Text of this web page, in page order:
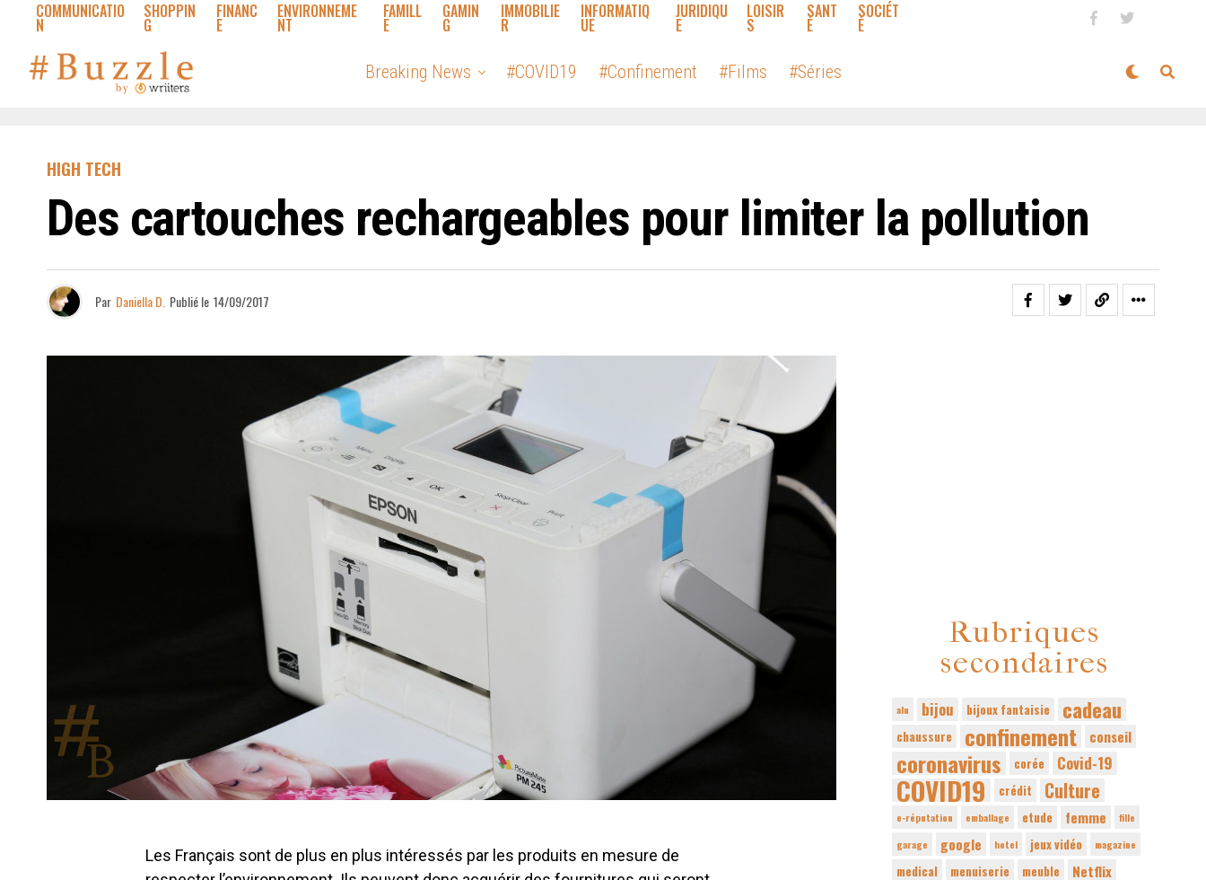
COMMUNICATIO
N
SHOPPIN
G
FINANC
E
ENVIRONNEME
NT
FAMILL
E
GAMIN
G
IMMOBILIE
R
INFORMATIQ
UE
JURIDIQU
E
LOISIR
S
SANT
É
SOCIÉT
É
Breaking News #COVID19 #Confinement #Films #Séries
HIGH TECH
Des cartouches rechargeables pour limiter la pollution
Par Daniella D. Publié le 14/09/2017
Les Français sont de plus en plus intéressés par les produits en mesure de
Rubriques
secondaires
alu bijou bijoux fantaisie cadeau
chaussure confinement conseil
coronavirus corée Covid-19
COVID19 crédit Culture
e-réputation emballage etude femme
fille
garage
google hotel jeux vidéo magazine
medical menuiserie meuble
Netflix